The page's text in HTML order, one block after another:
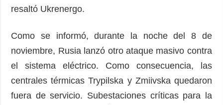
resaltó Ukrenergo.
Como se informó, durante la noche del 8 de
noviembre, Rusia lanzó otro ataque masivo contra
el sistema eléctrico. Como consecuencia, las
centrales térmicas Trypilska y Zmiivska quedaron
fuera de servicio. Subestaciones críticas para la